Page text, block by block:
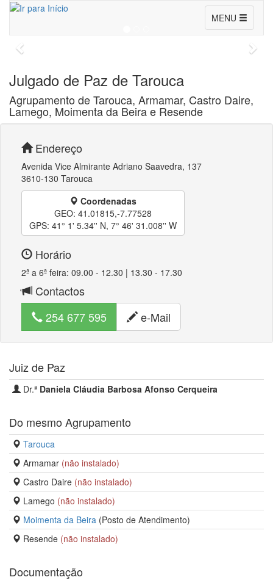
MENU
Conselho
dos
Julgados
de
Paz
Julgado de Paz de Tarouca
Agrupamento de Tarouca, Armamar, Castro Daire,
Lamego, Moimenta da Beira e Resende
Endereço
Avenida Vice Almirante Adriano Saavedra, 137
3610-130 Tarouca
Coordenadas
GEO: 41.01815,-7.77528
GPS: 41° 1' 5.34'' N, 7° 46' 31.008'' W
Horário
2ª a 6ª feira: 09.00 - 12.30 | 13.30 - 17.30
Contactos
254 677 595
e-Mail
Juiz de Paz
Dr.ª Daniela Cláudia Barbosa Afonso Cerqueira
Do mesmo Agrupamento
Tarouca
Armamar (não instalado)
Castro Daire (não instalado)
Lamego (não instalado)
Moimenta da Beira (Posto de Atendimento)
Resende (não instalado)
Documentação